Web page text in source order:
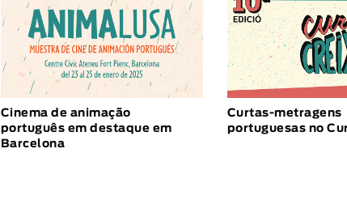
Cinema de animação
português em destaque em
Barcelona
Curtas-metragens
portuguesas no